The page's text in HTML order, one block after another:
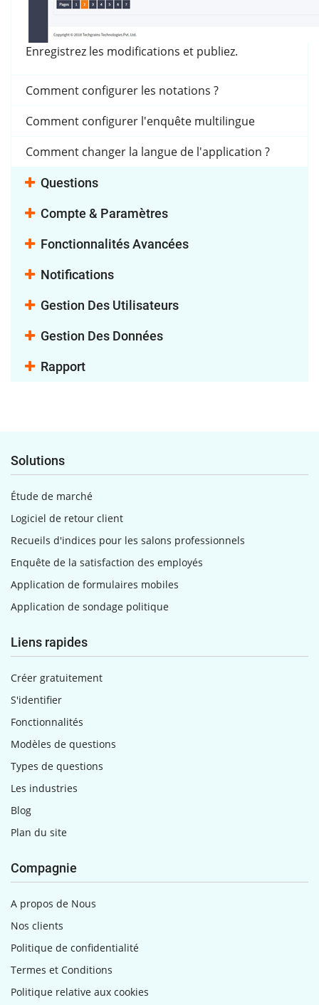
Enregistrez les modifications et publiez.
Comment configurer les notations ?
Comment configurer l'enquête multilingue
Comment changer la langue de l'application ?
Questions
Compte & Paramètres
Fonctionnalités Avancées
Notifications
Gestion Des Utilisateurs
Gestion Des Données
Rapport
Solutions
Étude de marché
Logiciel de retour client
Recueils d'indices pour les salons professionnels
Enquête de la satisfaction des employés
Application de formulaires mobiles
Application de sondage politique
Liens rapides
Créer gratuitement
S'identifier
Fonctionnalités
Modèles de questions
Types de questions
Les industries
Blog
Plan du site
Compagnie
A propos de Nous
Nos clients
Politique de confidentialité
Termes et Conditions
Politique relative aux cookies